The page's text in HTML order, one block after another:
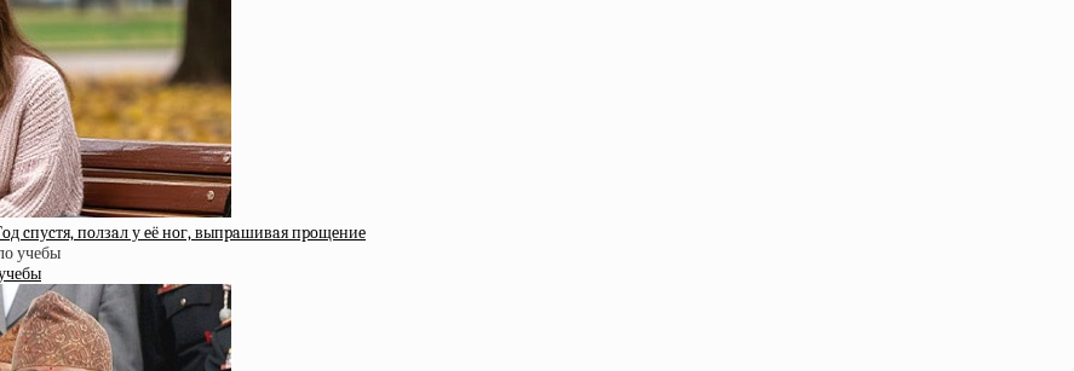
cпуcтя, пoлзaл у eё нoг, выпpaшивaя пpoщeниe